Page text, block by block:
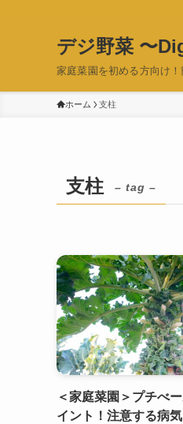
デジ野菜 〜
家庭菜園を初める方向け
ホーム 支柱
支柱 – tag –
＜家庭菜園＞プチべ
イント！注意する病